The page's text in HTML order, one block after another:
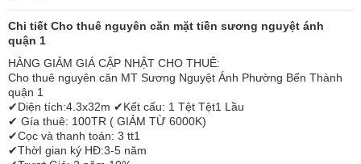
Chi tiết Cho thuê nguyên căn mặt tiền sương nguyệt ánh
quận 1
HÀNG GIẢM GIÁ CẬP NHẬT CHO THUÊ:
Cho thuê nguyên căn MT Sương Nguyệt Ánh Phường Bến Thành
quận 1
✔Diện tích:4.3x32m ✔Kết cấu: 1 Tệt Tệt1 Lầu
✔ Gía thuê: 100TR ( GIẢM TỪ 6000K)
✔Cọc và thanh toán: 3 tt1
✔ThờI gian ký HĐ:3-5 năm